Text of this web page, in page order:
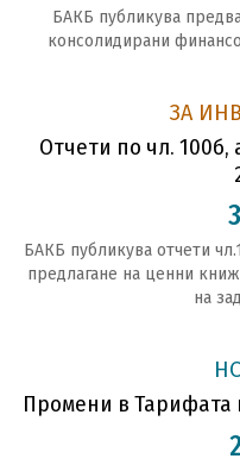
БАКБ публикува
консолидирани
ЗА
Отчети по чл.
БАКБ публикува отчети
предлагане на ценни
на
Промени в Тарифата